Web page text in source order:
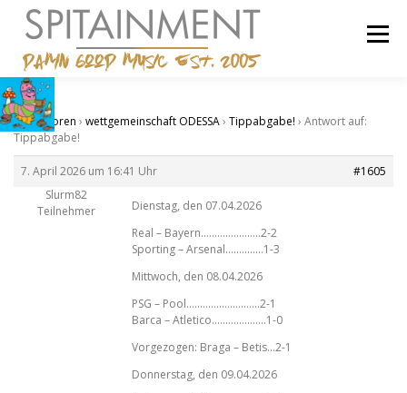
springen
Menü
STARTSEITE
Start›Foren › wettgemeinschaft ODESSA› Tippabgabe! › Antwort auf:
Tippabgabe!
7. April 2026 um 16:41 Uhr
#1605
Slurm82
Teilnehmer
Dienstag, den 07.04.2026
Real – Bayern………………….2-2
Sporting – Arsenal…………..1-3
Mittwoch, den 08.04.2026
PSG – Pool………………………2-1
Barca – Atletico………………..1-0
Vorgezogen: Braga – Betis…2-1
Donnerstag, den 09.04.2026